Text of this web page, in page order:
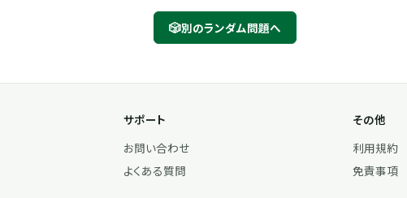
🎲別のランダム問題へ
サポート
お問い合わせ
よくある質問
その他
利用規約
免責事項